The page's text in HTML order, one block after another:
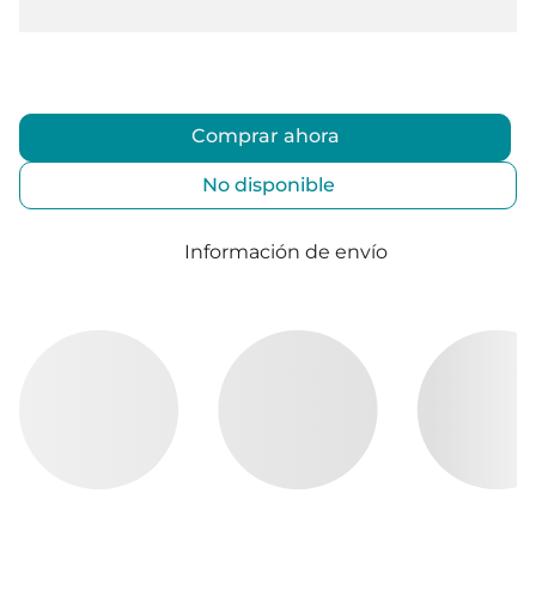
Comprar ahora
No disponible
Información de envío